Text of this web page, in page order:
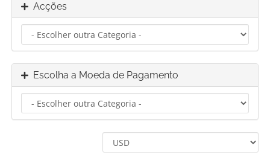
Acções
Escolha a Moeda de Pagamento